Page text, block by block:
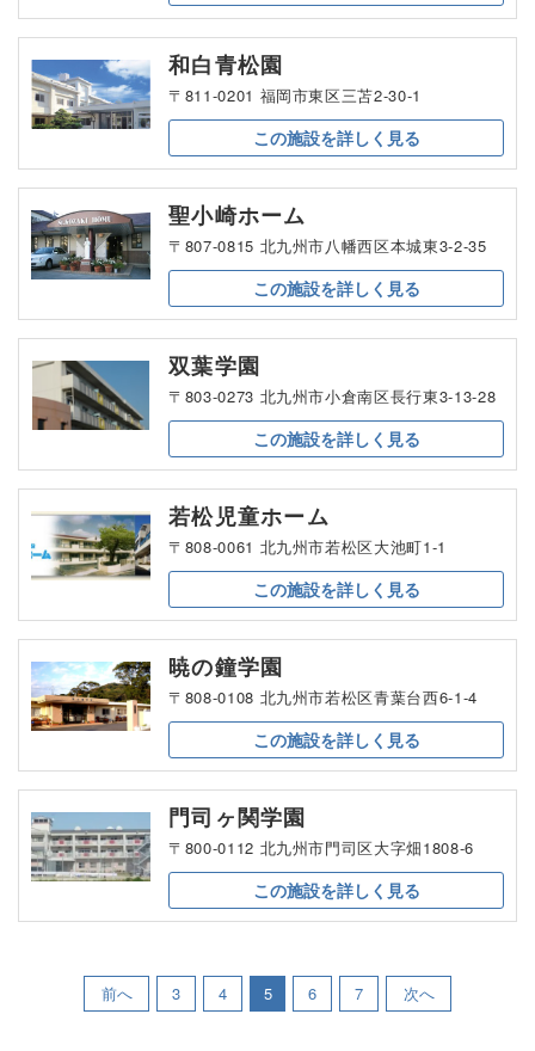
和白青松園
〒811-0201 福岡市東区三苫2-30-1
この施設を詳しく見る
聖小崎ホーム
〒807-0815 北九州市八幡西区本城東3-2-35
この施設を詳しく見る
双葉学園
〒803-0273 北九州市小倉南区長行東3-13-28
この施設を詳しく見る
若松児童ホーム
〒808-0061 北九州市若松区大池町1-1
この施設を詳しく見る
暁の鐘学園
〒808-0108 北九州市若松区青葉台西6-1-4
この施設を詳しく見る
門司ヶ関学園
〒800-0112 北九州市門司区大字畑1808-6
この施設を詳しく見る
前へ 3 4 5 6 7 次へ